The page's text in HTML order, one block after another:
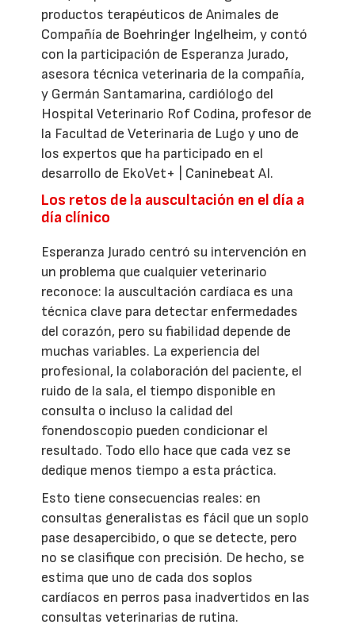
productos terapéuticos de Animales de
Compañía de Boehringer Ingelheim, y contó
con la participación de Esperanza Jurado,
asesora técnica veterinaria de la compañía,
y Germán Santamarina, cardiólogo del
Hospital Veterinario Rof Codina, profesor de
la Facultad de Veterinaria de Lugo y uno de
los expertos que ha participado en el
desarrollo de EkoVet+ | Caninebeat AI.
Los retos de la auscultación en el día a
día clínico
Esperanza Jurado centró su intervención en
un problema que cualquier veterinario
reconoce: la auscultación cardíaca es una
técnica clave para detectar enfermedades
del corazón, pero su fiabilidad depende de
muchas variables. La experiencia del
profesional, la colaboración del paciente, el
ruido de la sala, el tiempo disponible en
consulta o incluso la calidad del
fonendoscopio pueden condicionar el
resultado. Todo ello hace que cada vez se
dedique menos tiempo a esta práctica.
Esto tiene consecuencias reales: en
consultas generalistas es fácil que un soplo
pase desapercibido, o que se detecte, pero
no se clasifique con precisión. De hecho, se
estima que uno de cada dos soplos
cardíacos en perros pasa inadvertidos en las
consultas veterinarias de rutina.